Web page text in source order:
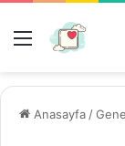
Menü
Anasayfa /